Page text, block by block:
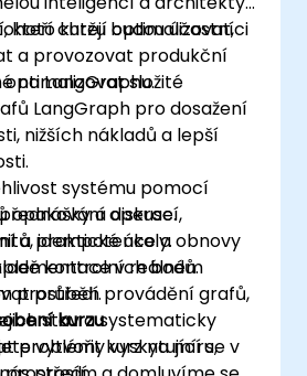
kteří chtějí optimalizovat,
a provozovat produkční
na LangGraphu.
kurzu budou účastníci
optimalizovat složité
LangGraph pro dosažení
nižších nákladů a lepší
systému pomocí
opakování operací,
idempotence a obnovy
kontrolních bodů.
průběh provádění grafů,
stav a systematicky
problémy vyskytující se v
a diskuse.
a praktické úkoly.
v reálném
prostředí.
kurzu
vytvořit kurz na míru,